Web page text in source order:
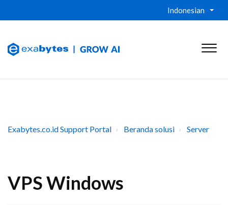
Indonesian
Exabytes.co.id Support Portal Beranda solusi Server
VPS Windows